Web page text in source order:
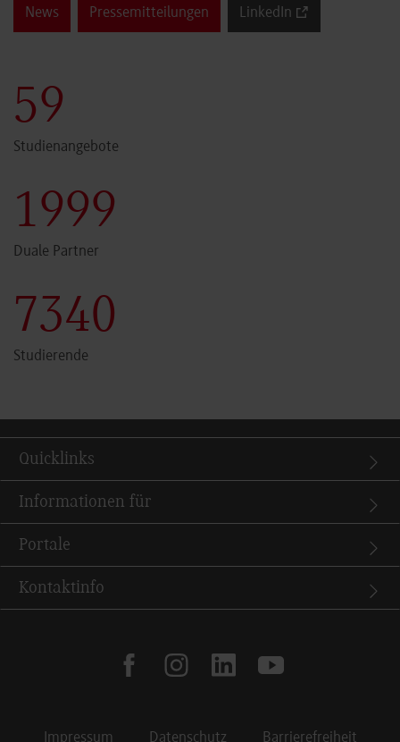
News Pressemitteilungen LinkedIn
60
Studienangebote
2000
Duale Partner
7341
Studierende
Quicklinks
Informationen für
Portale
Kontaktinfo
facebookinstagramlinkedin youtube